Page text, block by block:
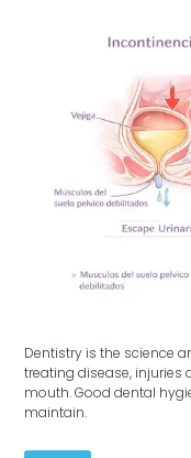
Dentistry is the science
treating disease,
mouth. Good dental
maintain.